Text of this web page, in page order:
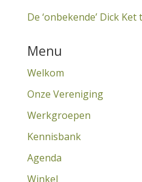
De ‘onbekende’ Dick Ket
Menu
Welkom
Onze Vereniging
Werkgroepen
Kennisbank
Agenda
Winkel